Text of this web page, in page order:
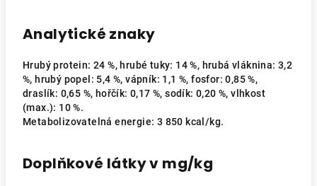
Analytické znaky
Hrubý protein: 24 %, hrubé tuky: 14 %, hrubá vláknina: 3,2
%, hrubý popel: 5,4 %, vápník: 1,1 %, fosfor: 0,85 %,
draslík: 0,65 %, hořčík: 0,17 %, sodík: 0,20 %, vlhkost
(max.): 10 %.
Metabolizovatelná energie: 3 850 kcal/kg.
Doplňkové látky v mg/kg